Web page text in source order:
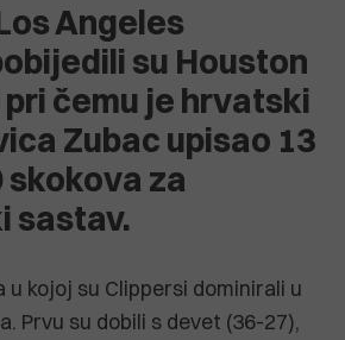
Angeles
su Houston
pri čemu je hrvatski
Zubac upisao 13
skokova za
sastav.
u kojoj su Clippersi dominirali u
Prvu su dobili s devet (36-27),